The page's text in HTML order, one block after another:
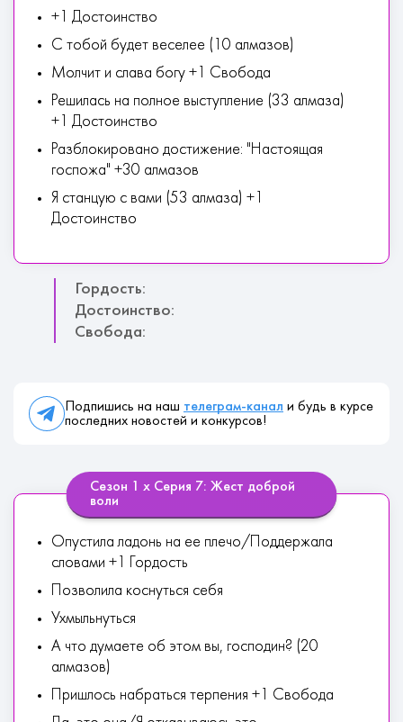
+1 Достоинство
С тобой будет веселее (10 алмазов)
Молчит и слава богу +1 Свобода
Решилась на полное выступление (33 алмаза)
+1 Достоинство
Разблокировано достижение: "Настоящая
госпожа" +30 алмазов
Я станцую с вами (53 алмаза) +1
Достоинство
Гордость:
Достоинство:
Свобода:
Подпишись на наш телеграм-канал и будь в курсе
последних новостей и конкурсов!
Сезон 1 х Серия 7: Жест доброй
воли
Опустила ладонь на ее плечо/Поддержала
словами +1 Гордость
Позволила коснуться себя
Ухмыльнуться
А что думаете об этом вы, господин? (20
алмазов)
Пришлось набраться терпения +1 Свобода